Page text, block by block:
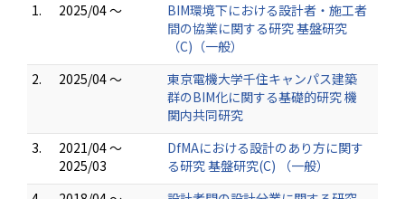
1.
2025/04 ～
BIM環境下における設計者・施工者
間の協業に関する研究 基盤研究
（C)（一般）
2.
2025/04 ～
東京電機大学千住キャンパス建築
群のBIM化に関する基礎的研究 機
関内共同研究
3.
2021/04 ～
2025/03
DfMAにおける設計のあり方に関す
る研究 基盤研究(C) （一般）